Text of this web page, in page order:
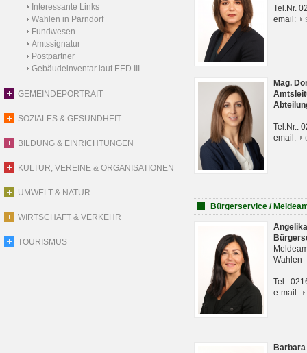
Interessante Links
Wahlen in Parndorf
Fundwesen
Amtssignatur
Postpartner
Gebäudeinventar laut EED III
GEMEINDEPORTRAIT
SOZIALES & GESUNDHEIT
BILDUNG & EINRICHTUNGEN
KULTUR, VEREINE & ORGANISATIONEN
UMWELT & NATUR
WIRTSCHAFT & VERKEHR
TOURISMUS
Tel.Nr.
email:
Mag.
Tel.Nr.:
email:
Bürgerservice /
Wahlen
Tel.:
e-mail: